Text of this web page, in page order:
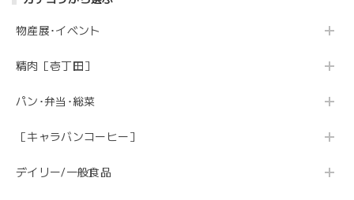
物産展･イベント
精肉［壱丁田］
パン･弁当･総菜
［キャラバンコーヒー］
デイリー/一般食品